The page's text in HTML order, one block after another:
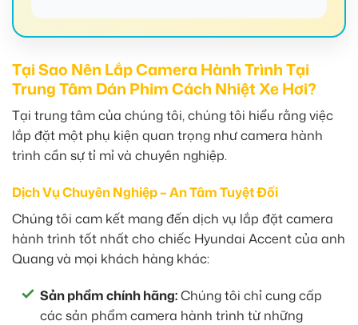
Tại Sao Nên Lắp Camera Hành Trình Tại
Trung Tâm Dán Phim Cách Nhiệt Xe Hơi?
Tại trung tâm của chúng tôi, chúng tôi hiểu rằng việc
lắp đặt một phụ kiện quan trọng như camera hành
trình cần sự tỉ mỉ và chuyên nghiệp.
Dịch Vụ Chuyên Nghiệp – An Tâm Tuyệt Đối
Chúng tôi cam kết mang đến dịch vụ lắp đặt camera
hành trình tốt nhất cho chiếc Hyundai Accent của anh
Quang và mọi khách hàng khác:
Sản phẩm chính hãng:Chúng tôi chỉ cung cấp
các sản phẩm camera hành trình từ những